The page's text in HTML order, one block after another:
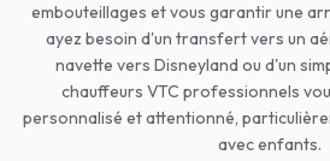
embouteillages et vous garantir une
ayez besoin d'un transfert vers un
navette vers Disneyland ou d'un
chauffeurs VTC professionnels
personnalisé et attentionné,
avec enfants.